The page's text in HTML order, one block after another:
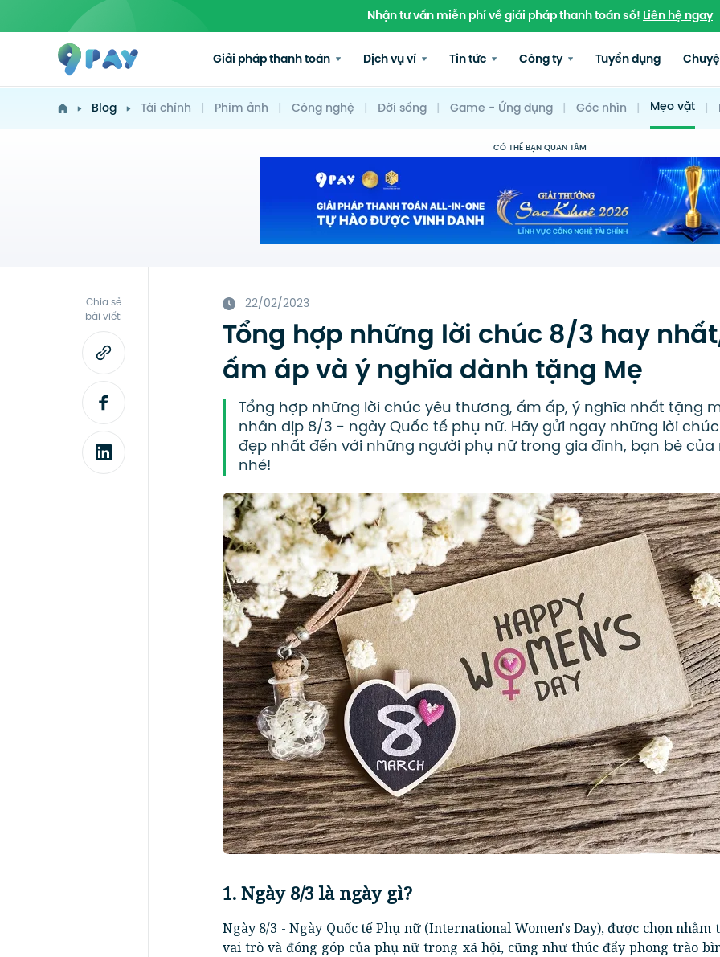
Nhận tư vấn miễn phí về giải pháp thanh toán số!Liên hệ ngay
Giải pháp thanh toán Dịch vụ ví Tin tức Công ty Tuyển dụng
Blog Tài chính | Phim ảnh | Công nghệ | Đời sống | Game - Ứng dụng | Góc nhìn | Mẹo vặt |
CÓ THỂ BẠN QUAN TÂM
Chia sẻ
bài viết:
22/02/2023
Tổng hợp những lời chúc 8/3 hay
ấm áp và ý nghĩa dành tặng Mẹ
Tổng hợp những lời chúc yêu thương, ấm ấp, ý nghĩa nhất tặng
nhân dịp 8/3 - ngày Quốc tế phụ nữ. Hãy gửi ngay những lời
đẹp nhất đến với những người phụ nữ trong gia đình, bạn bè
nhé!
1. Ngày 8/3 là ngày gì?
Ngày 8/3 - Ngày Quốc tế Phụ nữ (International Women's Day), được chọn nhằm
vai trò và đóng góp của phụ nữ trong xã hội, cũng như thúc đẩy phong trào